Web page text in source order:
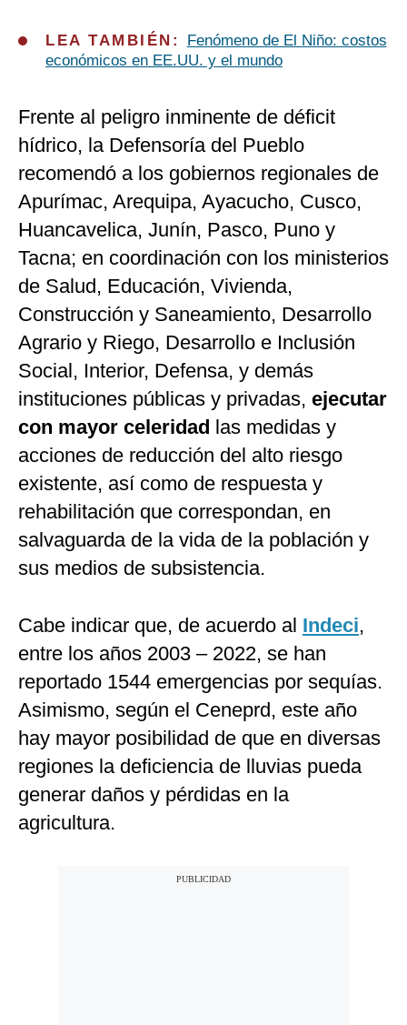
LEA TAMBIÉN:
Fenómeno de El Niño: costos
económicos en EE.UU. y el mundo
Frente al peligro inminente de déficit
hídrico, la Defensoría del Pueblo
recomendó a los gobiernos regionales de
Apurímac, Arequipa, Ayacucho, Cusco,
Huancavelica, Junín, Pasco, Puno y
Tacna; en coordinación con los ministerios
de Salud, Educación, Vivienda,
Construcción y Saneamiento, Desarrollo
Agrario y Riego, Desarrollo e Inclusión
Social, Interior, Defensa, y demás
instituciones públicas y privadas, ejecutar
con mayor celeridad las medidas y
acciones de reducción del alto riesgo
existente, así como de respuesta y
rehabilitación que correspondan, en
salvaguarda de la vida de la población y
sus medios de subsistencia.
Cabe indicar que, de acuerdo al Indeci,
entre los años 2003 – 2022, se han
reportado 1544 emergencias por sequías.
Asimismo, según el Ceneprd, este año
hay mayor posibilidad de que en diversas
regiones la deficiencia de lluvias pueda
generar daños y pérdidas en la
agricultura.